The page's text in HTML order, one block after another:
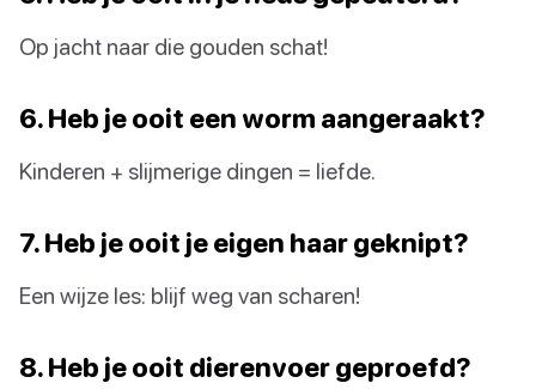
Op jacht naar die gouden schat!
6. Heb je ooit een worm aangeraakt?
Kinderen + slijmerige dingen = liefde.
7. Heb je ooit je eigen haar geknipt?
Een wijze les: blijf weg van scharen!
8. Heb je ooit dierenvoer geproefd?